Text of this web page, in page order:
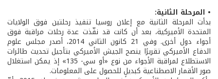
• المرحلة الثانية:
بدأت المرحلة الثانية مع إعلان روسيا تنفيذ رحلتين فوق الولايات
المتحدة الأميركية، بعد أن كانت قد نفّذت عدة رحلات مراقبة فوق
أجواء دول أخرى. وفي 21 كانون الثاني 2014، أصدر مجلس علوم
الدفاع الأميركي تقريرًا ينصح الجيش الأميركي بتأجيل تحديث طائرات
الاستطلاع لمراقبة الأجواء من نوع «أو سي- 135» إذ يمكن استغلال
صور الأقمار الاصطناعية كبديلٍ للحصول على المعلومات.